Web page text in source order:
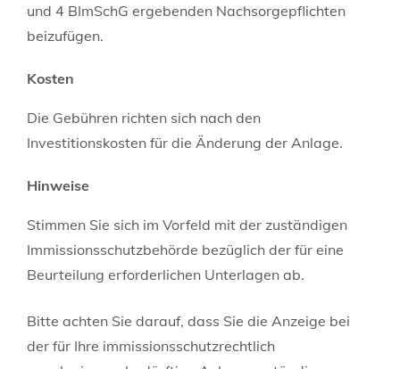
und 4 BImSchG ergebenden Nachsorgepflichten
beizufügen.
Kosten
Die Gebühren richten sich nach den
Investitionskosten für die Änderung der Anlage.
Hinweise
Stimmen Sie sich im Vorfeld mit der zuständigen
Immissionsschutzbehörde bezüglich der für eine
Beurteilung erforderlichen Unterlagen ab.
Bitte achten Sie darauf, dass Sie die Anzeige bei
der für Ihre immissionsschutzrechtlich